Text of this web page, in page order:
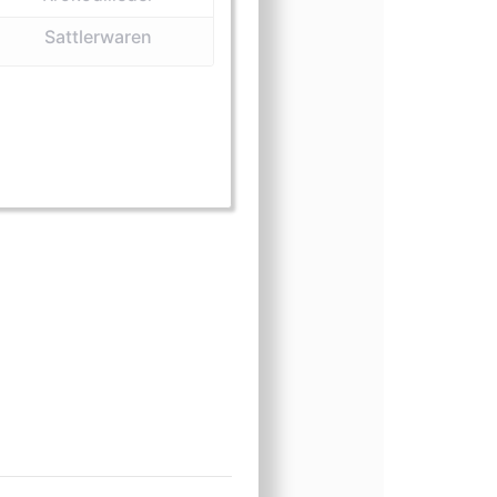
und Häute)
(Klauen)
(Knochen und Schädel)
(Lederbekleidung)
(Medizin)
(Präparate)
(Sattlerwaren)
(Zähne)
Sattlerwaren